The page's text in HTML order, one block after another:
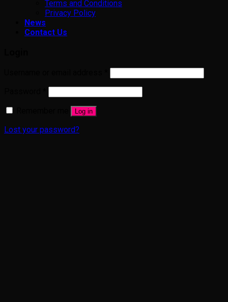
Terms and Conditions
Privacy Policy
News
Contact Us
Log in
Lost your password?